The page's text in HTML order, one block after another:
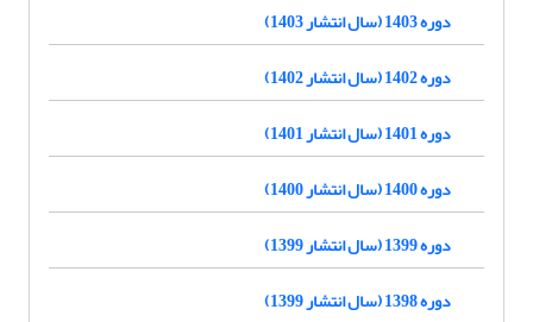
دوره 1403 (سال انتشار 1403)
دوره 1402 (سال انتشار 1402)
دوره 1401 (سال انتشار 1401)
دوره 1400 (سال انتشار 1400)
دوره 1399 (سال انتشار 1399)
دوره 1398 (سال انتشار 1399)